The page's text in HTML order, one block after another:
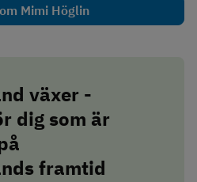
Mimi Höglin
växer -
dig som är
framtid